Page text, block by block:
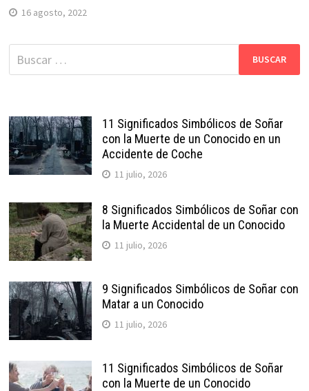
16 agosto, 2022
Buscar:
11 Significados Simbólicos de Soñar
con la Muerte de un Conocido en un
Accidente de Coche
11 julio, 2026
8 Significados Simbólicos de Soñar con
la Muerte Accidental de un Conocido
11 julio, 2026
9 Significados Simbólicos de Soñar con
Matar a un Conocido
11 julio, 2026
11 Significados Simbólicos de Soñar
con la Muerte de un Conocido